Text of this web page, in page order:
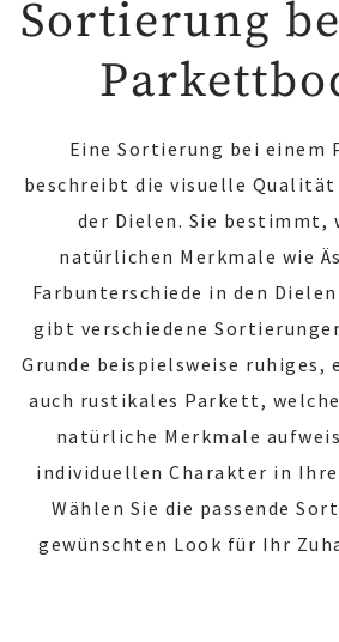
Sortierung
Eine Sortierung bei einem
beschreibt die visuelle Qualität
der Dielen. Sie bestimmt,
natürlichen Merkmale wie
Farbunterschiede in den
gibt verschiedene
Grunde beispielsweise ruhiges,
auch rustikales Parkett,
natürliche Merkmale
individuellen Charakter in
Wählen Sie die passende
gewünschten Look für Ihr